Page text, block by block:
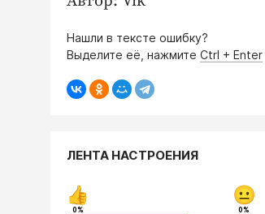
Нашли в тексте ошибку?
Выделите её, нажмите Ctrl + Enter
ЛЕНТА НАСТРОЕНИЯ
0% 0%